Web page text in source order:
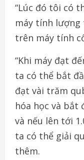
“Lúc đó tôi có
máy tính
trên máy tính
“Khi máy đạt
ta có thể bắt
đạt vài trăm
hóa học và bắt
và nếu lên tới
ta có thể giải
thêm.